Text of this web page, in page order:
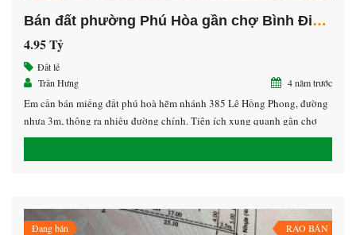
Bán đất phường Phú Hòa gần chợ Bình Điền giá tốt nhất khu vực
4.95 Tỷ
Đất lẻ
Trần Hưng
4 năm trước
Em cần bán miếng đất phú hoà hẽm nhánh 385 Lê Hồng Phong, đường
nhựa 3m, thông ra nhiều đường chính. Tiện ích xung quanh gần chợ
Bình Điền, nhà báo bình dương, chợ Hàng Bông..v.v…. Diện tích: 5*20
Đang bán RAO BÁN